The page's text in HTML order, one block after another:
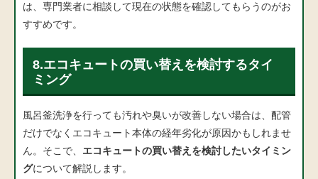
は、専門業者に相談して現在の状態を確認してもらうのがお
すすめです。
8.エコキュートの買い替えを検討するタイ
ミング
風呂釜洗浄を行っても汚れや臭いが改善しない場合は、配管
だけでなくエコキュート本体の経年劣化が原因かもしれませ
ん。そこで、 エコキュートの買い替えを検討したいタイミン
グについて解説します。